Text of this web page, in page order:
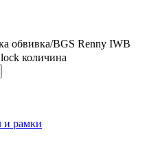
обвивка/BGS Renny IWB
количина
и рамки